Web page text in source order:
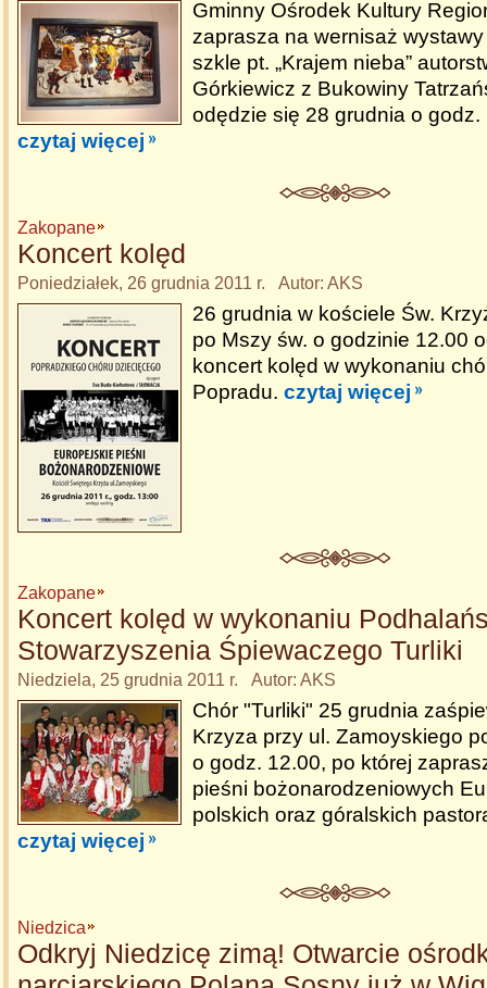
Gminny Ośrodek Kultury
zaprasza na wernisaż
szkle pt. „Krajem nieba”
Górkiewicz z Bukowiny
odędzie się 28 grudnia o godz.
czytaj więcej
Zakopane
Koncert kolęd
Poniedziałek, 26 grudnia 2011 r. Autor: AKS
26 grudnia w kościele Św.
po Mszy św. o godzinie 12.00
koncert kolęd w wykonaniu
Popradu. czytaj więcej
Zakopane
Koncert kolęd w wykonaniu
Stowarzyszenia Śpiewaczego Turliki
Niedziela, 25 grudnia 2011 r. Autor: AKS
Chór "Turliki" 25 grudnia
Krzyza przy ul. Zamoyskiego
o godz. 12.00, po której
pieśni bożonarodzeniowych
polskich oraz góralskich
czytaj więcej
Niedzica
Odkryj Niedzicę zimą! Otwarcie